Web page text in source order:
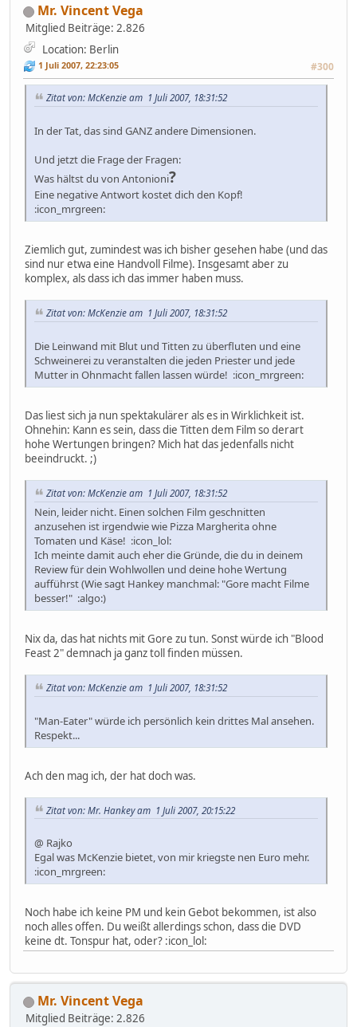
Mr. Vincent Vega
Mitglied Beiträge: 2.826
Location: Berlin
1 Juli 2007, 22:23:05 #300
Zitat von: McKenzie am 1 Juli 2007, 18:31:52
In der Tat, das sind GANZ andere Dimensionen.
Und jetzt die Frage der Fragen:
Was hältst du von Antonioni?
Eine negative Antwort kostet dich den Kopf!
:icon_mrgreen:
Ziemlich gut, zumindest was ich bisher gesehen habe (und das
sind nur etwa eine Handvoll Filme). Insgesamt aber zu
komplex, als dass ich das immer haben muss.
Zitat von: McKenzie am 1 Juli 2007, 18:31:52
Die Leinwand mit Blut und Titten zu überfluten und eine
Schweinerei zu veranstalten die jeden Priester und jede
Mutter in Ohnmacht fallen lassen würde! :icon_mrgreen:
Das liest sich ja nun spektakulärer als es in Wirklichkeit ist.
Ohnehin: Kann es sein, dass die Titten dem Film so derart
hohe Wertungen bringen? Mich hat das jedenfalls nicht
beeindruckt. ;)
Zitat von: McKenzie am 1 Juli 2007, 18:31:52
Nein, leider nicht. Einen solchen Film geschnitten
anzusehen ist irgendwie wie Pizza Margherita ohne
Tomaten und Käse! :icon_lol:
Ich meinte damit auch eher die Gründe, die du in deinem
Review für dein Wohlwollen und deine hohe Wertung
aufführst (Wie sagt Hankey manchmal: "Gore macht Filme
besser!" :algo:)
Nix da, das hat nichts mit Gore zu tun. Sonst würde ich "Blood
Feast 2" demnach ja ganz toll finden müssen.
Zitat von: McKenzie am 1 Juli 2007, 18:31:52
"Man-Eater" würde ich persönlich kein drittes Mal ansehen.
Respekt...
Ach den mag ich, der hat doch was.
Zitat von: Mr. Hankey am 1 Juli 2007, 20:15:22
@ Rajko
Egal was McKenzie bietet, von mir kriegste nen Euro mehr.
:icon_mrgreen:
Noch habe ich keine PM und kein Gebot bekommen, ist also
noch alles offen. Du weißt allerdings schon, dass die DVD
keine dt. Tonspur hat, oder? :icon_lol:
Mr. Vincent Vega
Mitglied Beiträge: 2.826